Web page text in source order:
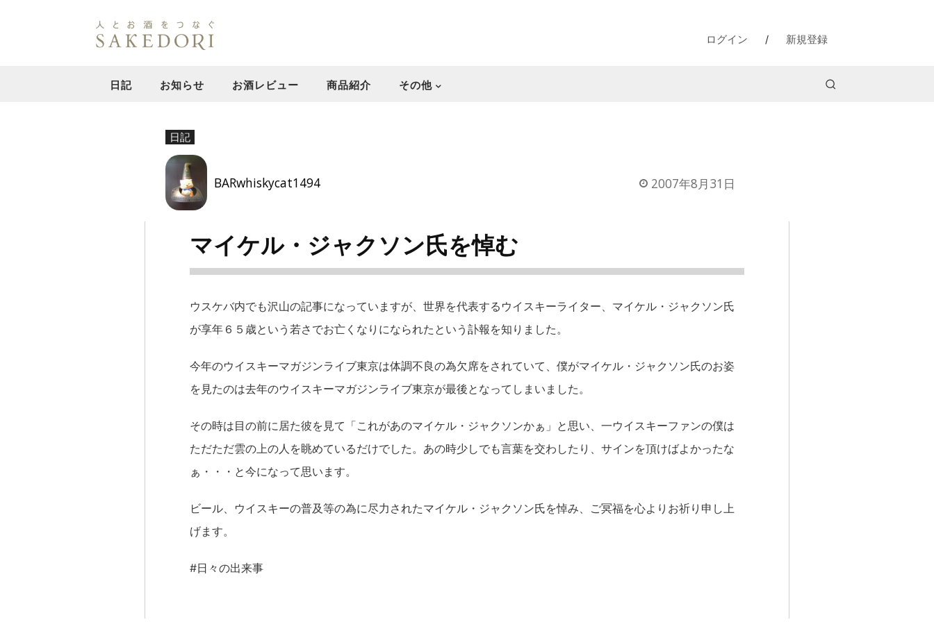
ログイン / 新規登録
日記 お知らせ お酒レビュー 商品紹介 その他
日記
BARwhiskycat1494 2007年8月31日
マイケル・ジャクソン氏を悼む
ウスケバ内でも沢山の記事になっていますが、世界を代表するウイスキーライター、マイケル・ジャクソン氏
が享年６５歳という若さでお亡くなりになられたという訃報を知りました。
今年のウイスキーマガジンライブ東京は体調不良の為欠席をされていて、僕がマイケル・ジャクソン氏のお姿
を見たのは去年のウイスキーマガジンライブ東京が最後となってしまいました。
その時は目の前に居た彼を見て「これがあのマイケル・ジャクソンかぁ」と思い、一ウイスキーファンの僕は
ただただ雲の上の人を眺めているだけでした。あの時少しでも言葉を交わしたり、サインを頂けばよかったな
ぁ・・・と今になって思います。
ビール、ウイスキーの普及等の為に尽力されたマイケル・ジャクソン氏を悼み、ご冥福を心よりお祈り申し上
げます。
#日々の出来事